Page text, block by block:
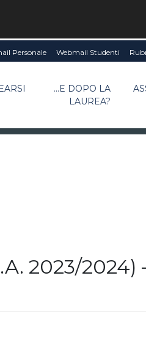
Personale Webmail Studenti
...E DOPO LA
LAUREA?
2023/2024)